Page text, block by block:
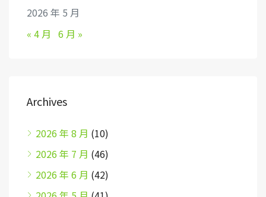
2026 年 5 月
« 4 月 6 月 »
Archives
2026 年 8 月 (10)
2026 年 7 月 (46)
2026 年 6 月 (42)